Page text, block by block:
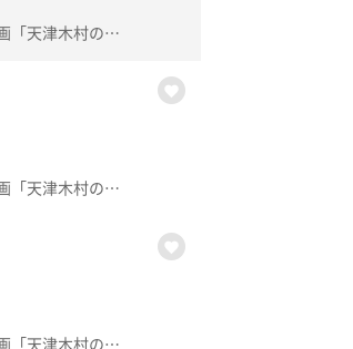
番組ＭＣ 天津木村が県内33市町村で、それぞれのまちの「ええトコ」を探す企画「天津木村のどっかええトコありますか？」27回目は「田野畑村」！※2023年7月1日(土)放送
番組ＭＣ 天津木村が県内33市町村で、それぞれのまちの「ええトコ」を探す企画「天津木村のどっかええトコありますか？」26回目は「岩泉町」！※2023年6月17日(土)放送
番組ＭＣ 天津木村が県内33市町村で、それぞれのまちの「ええトコ」を探す企画「天津木村のどっかええトコありますか？」25回目は「矢巾町」！※2023年6月3日(土)放送